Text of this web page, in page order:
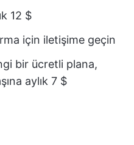
12 $
için iletişime geçin
bir ücretli plana,
aylık 7 $